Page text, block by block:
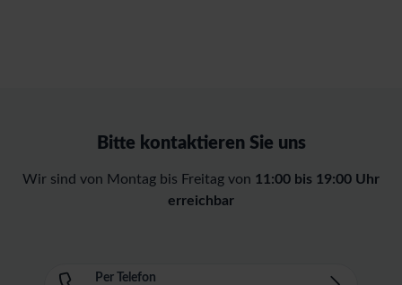
Bitte kontaktieren Sie uns
Wir sind von Montag bis Freitag von 11:00 bis 19:00 Uhr
erreichbar
Per Telefon